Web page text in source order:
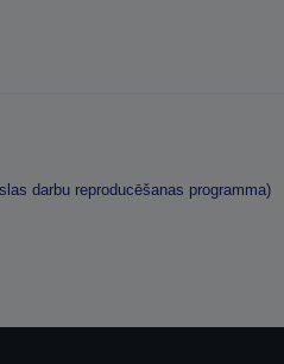
darbu reproducēšanas programma)